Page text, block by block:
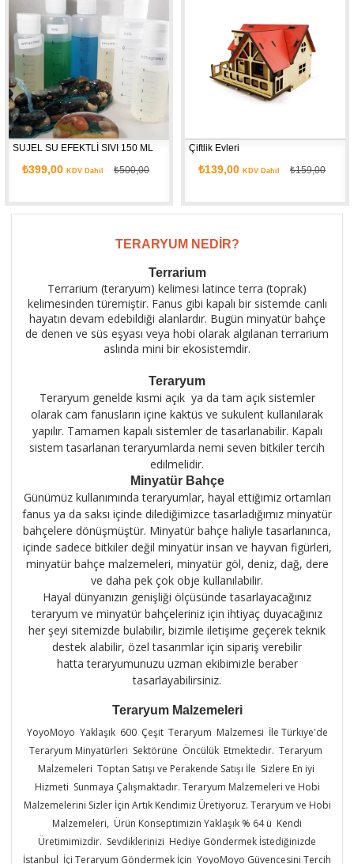
SUJEL SU EFEKTLİ SIVI 150 ML
₺399,00KDV Dahil ₺500,00
Çiftlik Evleri
₺139,00KDV Dahil ₺159,00
TERARYUM NEDİR?
Terrarium
Terrarium (teraryum) kelimesi latince terra (toprak)
kelimesinden türemiştir. Fanus gibi kapalı bir sistemde canlı
hayatın devam edebildiği alanlardır. Bugün minyatür bahçe
de denen ve süs eşyası veya hobi olarak algılanan terrarium
aslında mini bir ekosistemdir.
Teraryum
Teraryum genelde kısmi açık ya da tam açık sistemler
olarak cam fanusların içine kaktüs ve sukulent kullanılarak
yapılır. Tamamen kapalı sistemler de tasarlanabilir. Kapalı
sistem tasarlanan teraryumlarda nemi seven bitkiler tercih
edilmelidir.
Minyatür Bahçe
Günümüz kullanımında teraryumlar, hayal ettiğimiz ortamları
fanus ya da saksı içinde dilediğimizce tasarladığımız minyatür
bahçelere dönüşmüştür. Minyatür bahçe haliyle tasarlanınca,
içinde sadece bitkiler değil minyatür insan ve hayvan figürleri,
minyatür bahçe malzemeleri, minyatür göl, deniz, dağ, dere
ve daha pek çok obje kullanılabilir.
Hayal dünyanızın genişliği ölçüsünde tasarlayacağınız
teraryum ve minyatür bahçeleriniz için ihtiyaç duyacağınız
her şeyi sitemizde bulabilir, bizimle iletişime geçerek teknik
destek alabilir, özel tasarımlar için sipariş verebilir
hatta teraryumunuzu uzman ekibimizle beraber
tasarlayabilirsiniz.
Teraryum Malzemeleri
YoyoMoyo Yaklaşık 600 Çeşit Teraryum Malzemesi İle Türkiye'de
Teraryum Minyatürleri Sektörüne Öncülük Etmektedir. Teraryum
Malzemeleri Toptan Satışı ve Perakende Satışı İle Sizlere En iyi
Hizmeti Sunmaya Çalışmaktadır. Teraryum Malzemeleri ve Hobi
Malzemelerini Sizler İçin Artık Kendimiz Üretiyoruz. Teraryum ve Hobi
Malzemeleri, Ürün Konseptimizin Yaklaşık % 64 ü Kendi
Üretimimizdir. Sevdiklerinizi Hediye Göndermek İstediğinizde
İstanbul İçi Teraryum Göndermek İçin YoyoMoyo Güvencesini Tercih